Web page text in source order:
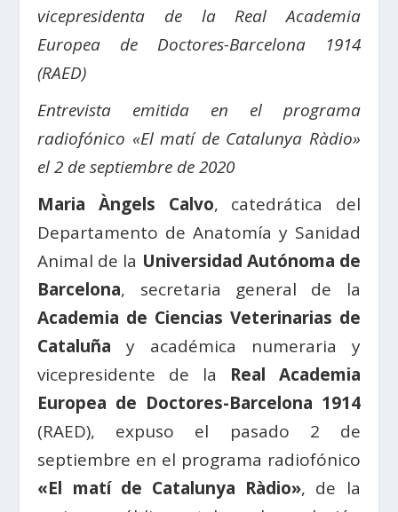
vicepresidenta de la Real Academia
Europea de Doctores-Barcelona 1914
(RAED)
Entrevista emitida en el programa
radiofónico «El matí de Catalunya Ràdio»
el 2 de septiembre de 2020
Maria Àngels Calvo, catedrática del
Departamento de Anatomía y Sanidad
Animal de la Universidad Autónoma de
Barcelona, secretaria general de la
Academia de Ciencias Veterinarias de
Cataluña y académica numeraria y
vicepresidente de la Real Academia
Europea de Doctores-Barcelona 1914
(RAED), expuso el pasado 2 de
septiembre en el programa radiofónico
«El matí de Catalunya Ràdio», de la